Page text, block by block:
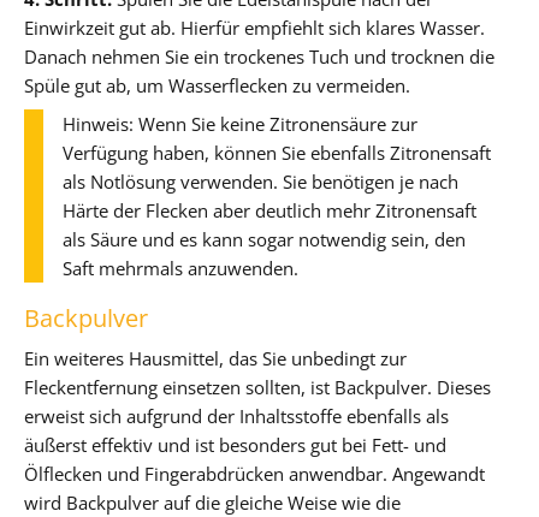
Einwirkzeit gut ab. Hierfür empfiehlt sich klares Wasser.
Danach nehmen Sie ein trockenes Tuch und trocknen die
Spüle gut ab, um Wasserflecken zu vermeiden.
Hinweis: Wenn Sie keine Zitronensäure zur
Verfügung haben, können Sie ebenfalls Zitronensaft
als Notlösung verwenden. Sie benötigen je nach
Härte der Flecken aber deutlich mehr Zitronensaft
als Säure und es kann sogar notwendig sein, den
Saft mehrmals anzuwenden.
Backpulver
Ein weiteres Hausmittel, das Sie unbedingt zur
Fleckentfernung einsetzen sollten, ist Backpulver. Dieses
erweist sich aufgrund der Inhaltsstoffe ebenfalls als
äußerst effektiv und ist besonders gut bei Fett- und
Ölflecken und Fingerabdrücken anwendbar. Angewandt
wird Backpulver auf die gleiche Weise wie die